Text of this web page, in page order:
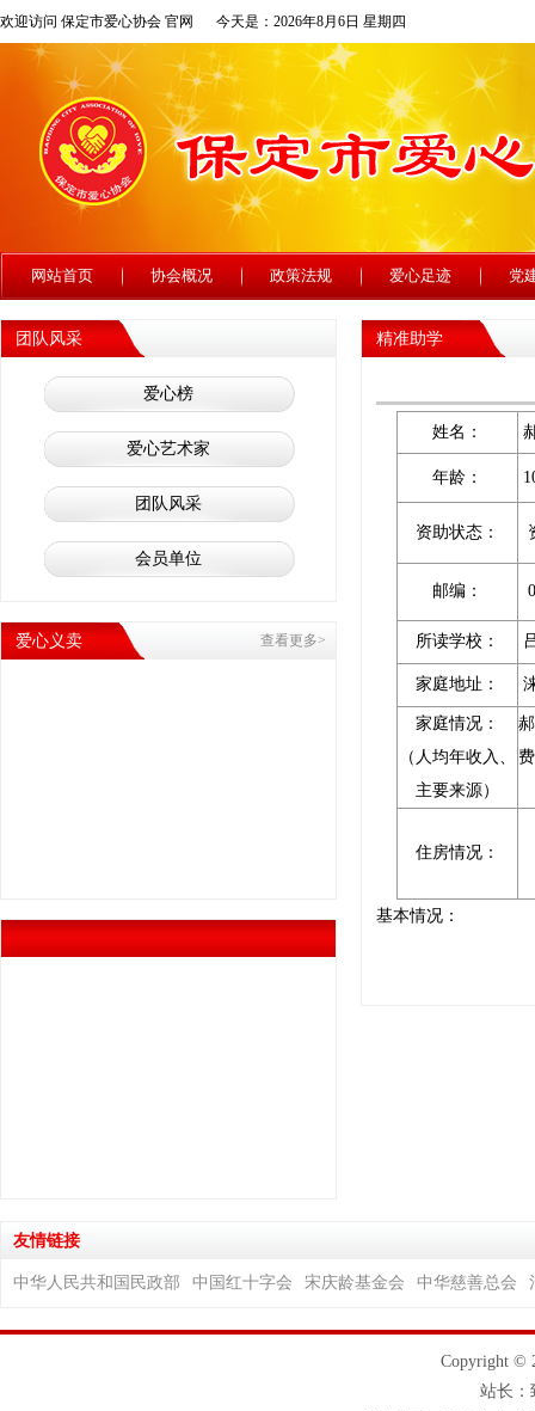
欢迎访问 保定市爱心协会 官网 今天是：2026年8月6日 星期四
网站首页 协会概况 政策法规 爱心足迹 党
团队风采
爱心榜
爱心艺术家
团队风采
会员单位
爱心义卖 查看更多>
精准助学
姓名：
年龄：
资助状态：
邮编： 0
所读学校：
家庭地址：
家庭情况：
（人均年收入、
主要来源）
住房情况：
基本情况：
友情链接
中华人民共和国民政部 中国红十字会 宋庆龄基金会 中华慈善总会
Copyright ©
站长